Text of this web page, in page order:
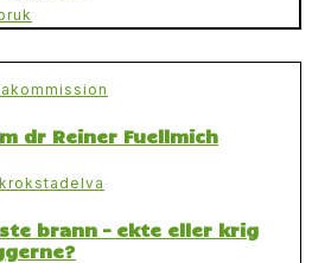
dr Reiner Fuellmich
brann – ekte eller krig